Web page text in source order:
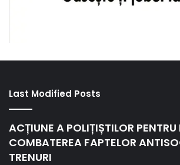
Last Modified Posts
ACȚIUNE A POLIȚIȘTILOR PENTRU
COMBATEREA FAPTELOR
TRENURI